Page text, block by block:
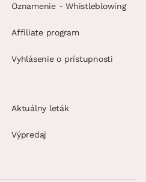
Oznamenie - Whistleblowing
Affiliate program
Vyhlásenie o prístupnosti
Aktuálny leták
Výpredaj